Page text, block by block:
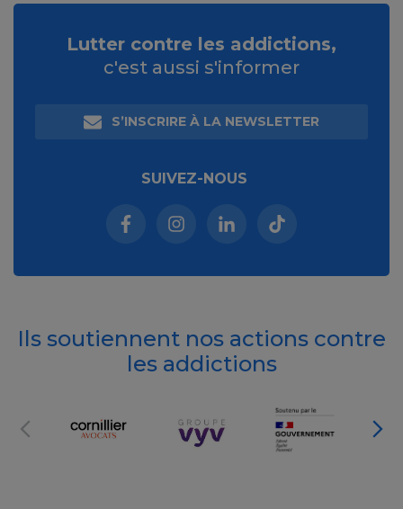
Lutter contre les addictions,
c'est aussi s'informer
S’INSCRIRE À LA NEWSLETTER
SUIVEZ-NOUS
Facebook (nouvelle fenêtre)
Instagram (nouvelle fenêtre)
Linkedin (nouvelle
Tiktok (nouvelle
Ils soutiennent nos actions contre
les addictions